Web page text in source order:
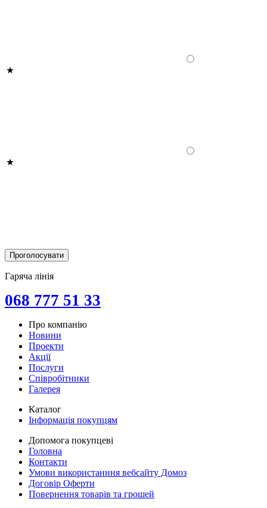
Гаряча лінія
068 777 51 33
Про компанію
Новини
Проекти
Акції
Послуги
Співробітники
Галерея
Каталог
Інформація покупцям
Допомога покупцеві
Головна
Контакти
Умови використанння вебсайту Домоз
Договір Оферти
Повернення товарів та грошей